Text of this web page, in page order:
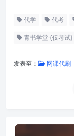
代学 代考
青书学堂-(仅考试)
发表至： 网课代刷